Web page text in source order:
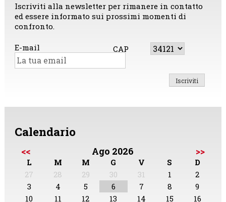
Iscriviti alla newsletter per rimanere in contatto
ed essere informato sui prossimi momenti di
confronto.
E-mail CAP
Calendario
<< Ago 2026 >>
L M M G V S
D
27
28 29 30 31 1
2
3
4 5 6 7 8
9
10
11 12 13 14 15 16